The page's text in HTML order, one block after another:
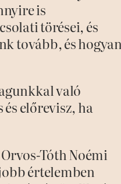
is
törései, és
tovább, és hogyan
való
előrevisz, ha
Tóth Noémi
értelemben